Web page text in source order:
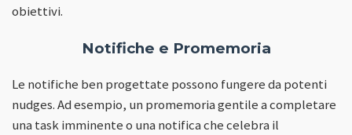
obiettivi.
Notifiche e Promemoria
Le notifiche ben progettate possono fungere da potenti
nudges. Ad esempio, un promemoria gentile a completare
una task imminente o una notifica che celebra il